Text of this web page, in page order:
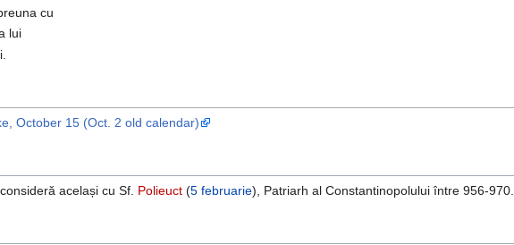
cu
lui
October 15 (Oct. 2 old calendar)
același cu Sf. Polieuct (5 februarie), Patriarh al Constantinopolului între 956-970.